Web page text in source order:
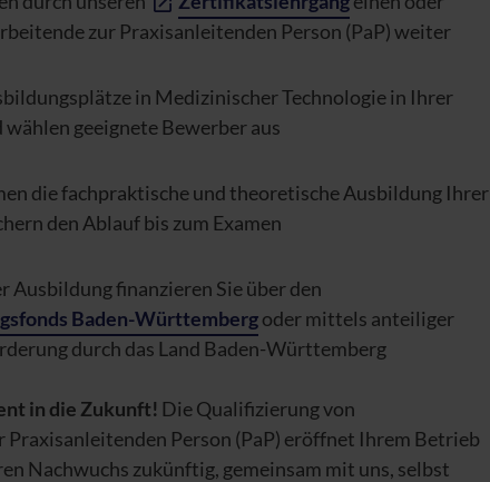
zur Praxisanleitenden Person (PaP) weiter
in Medizinischer Technologie in Ihrer
wählen geeignete Bewerber aus
die fachpraktische und theoretische Ausbildung Ihrer
den Ablauf bis zum Examen
Ausbildung finanzieren Sie über den
Baden-Württembergoder mittels anteiliger
durch das Land Baden-Württemberg
in die Zukunft! Die Qualifizierung von
Person (PaP) eröffnet Ihrem Betrieb
Nachwuchs zukünftig, gemeinsam mit uns, selbst